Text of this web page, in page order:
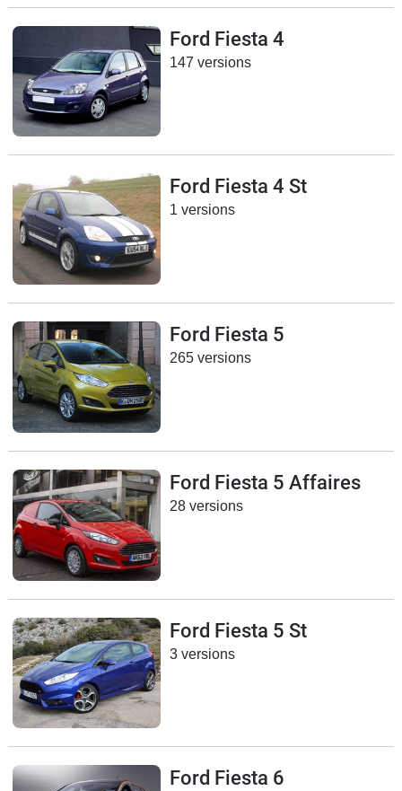
Moto
Marques
Ford Fiesta 4
147 versions
Ford Fiesta 4 St
1 versions
Ford Fiesta 5
265 versions
Ford Fiesta 5 Affaires
28 versions
Ford Fiesta 5 St
3 versions
Ford Fiesta 6